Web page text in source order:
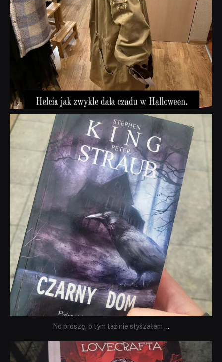
dobryhorror
Wrz 23
No proszę, o tym też nie słyszałem ...
dobryhorror
Wrz 19